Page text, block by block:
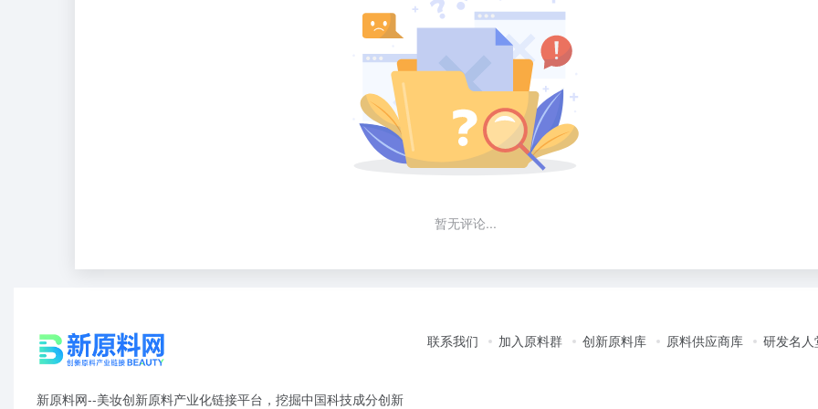
暂无评论...
新原料网--美妆创新原料产业化链接平台，挖掘中国科技成分创新
联系我们 加入原料群 创新原料库 原料供应商库 研发名人